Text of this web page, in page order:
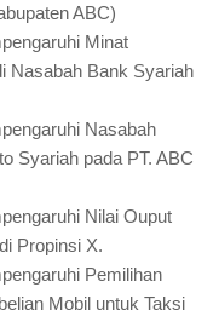
ABC)
Minat
Nasabah Bank Syariah
Nasabah
Syariah pada PT. ABC
Nilai Ouput
Propinsi X.
Pemilihan
Mobil untuk Taksi